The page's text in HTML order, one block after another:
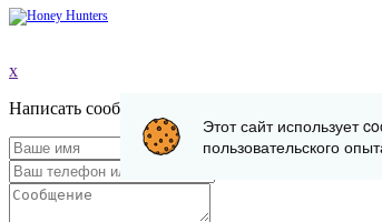
x
Написать сообщение
Этот сайт использует
пользовательского